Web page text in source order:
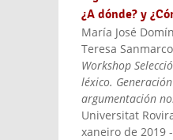
¿A dónde? y
María José
Teresa
Workshop
léxico.
argumentación
Universitat
xaneiro de 2019 -